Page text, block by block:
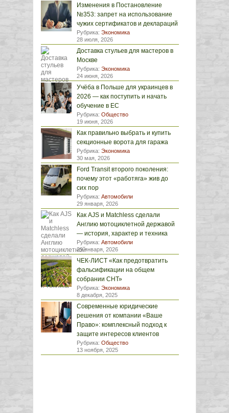
Изменения в Постановление
№353: запрет на использование
чужих сертификатов и деклараций
Рубрика: Экономика
28 июля, 2026
Доставка стульев для мастеров в
Москве
Рубрика: Экономика
24 июня, 2026
Учёба в Польше для украинцев в
2026 — как поступить и начать
обучение в ЕС
Рубрика: Общество
19 июня, 2026
Как правильно выбрать и купить
секционные ворота для гаража
Рубрика: Экономика
30 мая, 2026
Ford Transit второго поколения:
почему этот «работяга» жив до
сих пор
Рубрика: Автомобили
29 января, 2026
Как AJS и Matchless сделали
Англию мотоциклетной державой
— история, характер и техника
Рубрика: Автомобили
29 января, 2026
ЧЕК-ЛИСТ «Как предотвратить
фальсификации на общем
собрании СНТ»
Рубрика: Экономика
8 декабря, 2025
Современные юридические
решения от компании «Ваше
Право»: комплексный подход к
защите интересов клиентов
Рубрика: Общество
13 ноября, 2025